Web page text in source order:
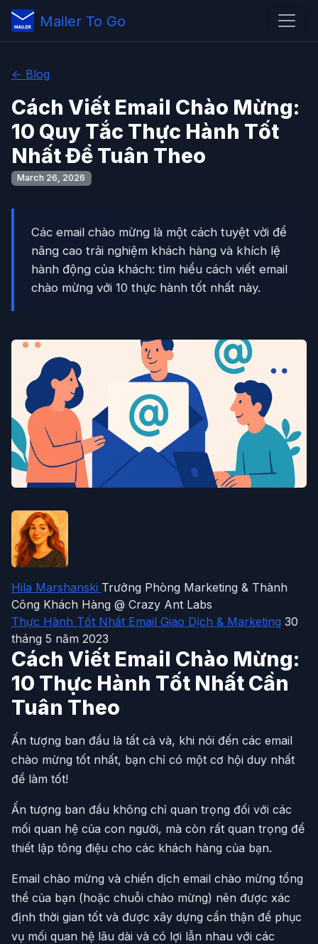
Mailer To Go
← Blog
Cách Viết Email Chào Mừng:
10 Quy Tắc Thực Hành Tốt
Nhất Để Tuân Theo
March 26, 2026
Các email chào mừng là một cách tuyệt vời để
nâng cao trải nghiệm khách hàng và khích lệ
hành động của khách: tìm hiểu cách viết email
chào mừng với 10 thực hành tốt nhất này.
Hila Marshanski Trưởng Phòng Marketing & Thành
Công Khách Hàng @ Crazy Ant Labs
Thực Hành Tốt Nhất Email Giao Dịch & Marketing 30
tháng 5 năm 2023
Cách Viết Email Chào Mừng:
10 Thực Hành Tốt Nhất Cần
Tuân Theo
Ấn tượng ban đầu là tất cả và, khi nói đến các email
chào mừng tốt nhất, bạn chỉ có một cơ hội duy nhất
để làm tốt!
Ấn tượng ban đầu không chỉ quan trọng đối với các
mối quan hệ của con người, mà còn rất quan trọng để
thiết lập tông điệu cho các khách hàng của bạn.
Email chào mừng và chiến dịch email chào mừng tổng
thể của bạn (hoặc chuỗi chào mừng) nên được xác
định thời gian tốt và được xây dựng cẩn thận để phục
vụ mối quan hệ lâu dài và có lợi lẫn nhau với các